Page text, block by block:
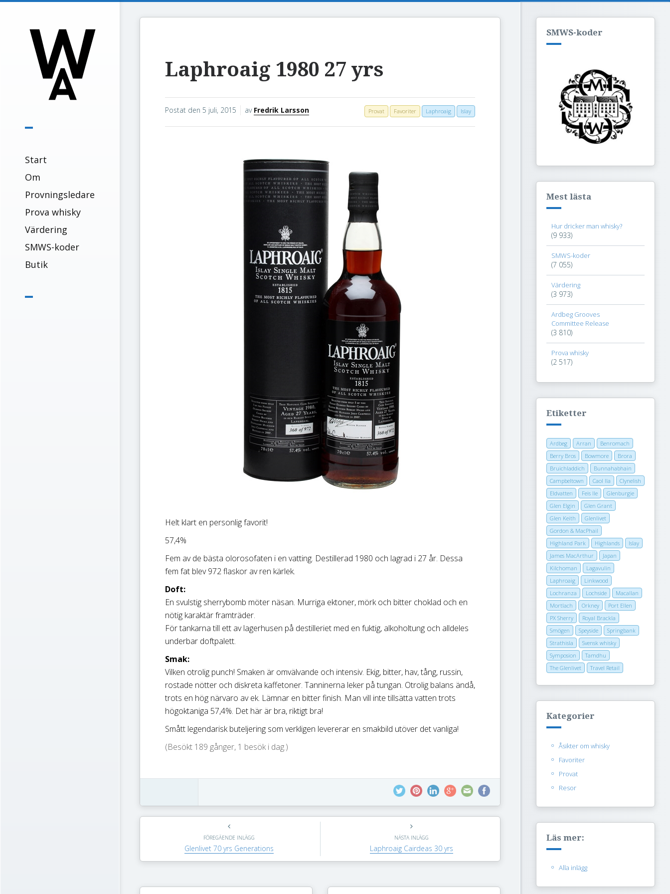
Start
Om
Provningsledare
Prova whisky
Värdering
SMWS-koder
Butik
SMWS-koder
Mest lästa
Hur dricker man whisky?
(9 933)
SMWS-koder
(7 055)
Värdering
(3 973)
Ardbeg Grooves
Committee Release
(3 810)
Prova whisky
(2 517)
Etiketter
Ardbeg Arran
Benromach
Berry Bros
Bowmore
Brora
Bruichladdich
Bunnahabhain
Campbeltown
Caol Ila
Clynelish
Eldvatten
Feis Ile
Glenburgie
Glen Elgin
Glen Grant
Glen Keith
Glenlivet
Gordon & MacPhail
Highland Park
Highlands
Islay
James MacArthur
Japan
Kilchoman
Lagavulin
Laphroaig
Linkwood
Lochranza
Lochside
Macallan
Mortlach
Orkney
Port Ellen
PX Sherry
Royal Brackla
Smögen
Speyside
Springbank
Strathisla
Svensk whisky
Symposion
Tamdhu
The Glenlivet
Travel Retail
Kategorier
Åsikter om whisky
Favoriter
Provat
Resor
Läs mer:
Alla inlägg
Laphroaig 1980 27 yrs
Postat den 5 juli, 2015 av Fredrik Larsson Islay
Laphroaig
Favoriter
Provat
Helt klart en personlig favorit!
57,4%
Fem av de bästa olorosofaten i en vatting. Destillerad 1980 och lagrad i 27 år. Dessa
fem fat blev 972 flaskor av ren kärlek.
Doft:
En svulstig sherrybomb möter näsan. Murriga ektoner, mörk och bitter choklad och en
nötig karaktär framträder.
För tankarna till ett av lagerhusen på destilleriet med en fuktig, alkoholtung och alldeles
underbar doftpalett.
Smak:
Vilken otrolig punch! Smaken är omvälvande och intensiv. Ekig, bitter, hav, tång, russin,
rostade nötter och diskreta kaffetoner. Tanninerna leker på tungan. Otrolig balans ändå,
trots en hög närvaro av ek. Lämnar en bitter finish. Man vill inte tillsätta vatten trots
högoktaniga 57,4%. Det här är bra, riktigt bra!
Smått legendarisk buteljering som verkligen levererar en smakbild utöver det vanliga!
(Besökt 189 gånger, 1 besök i dag.)
FÖREGÄENDE INLÄGG
Glenlivet 70 yrs Generations
NÄSTA INLÄGG
Laphroaig Cairdeas 30 yrs